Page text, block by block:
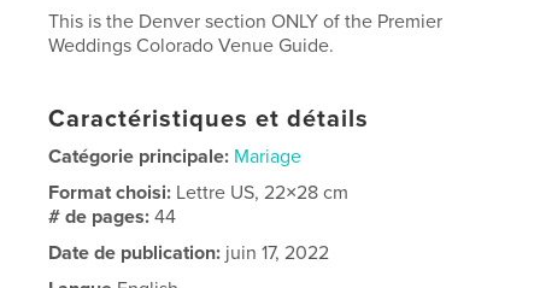
This is the Denver section ONLY of the Premier
Weddings Colorado Venue Guide.
Caractéristiques et détails
Catégorie principale: Mariage
Format choisi: Lettre US, 22×28 cm
# de pages:44
Date de publication: juin 17, 2022